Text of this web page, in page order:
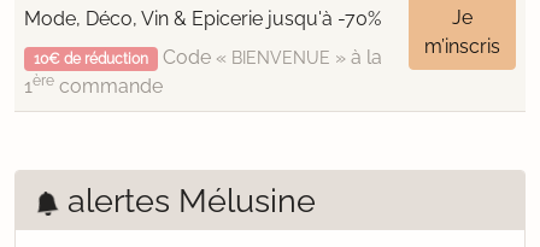
Mode, Déco, Vin & Epicerie jusqu'à -70%
10€ de réduction Code « BIENVENUE » à la
1ère commande
Je
m’inscris
alertes Mélusine